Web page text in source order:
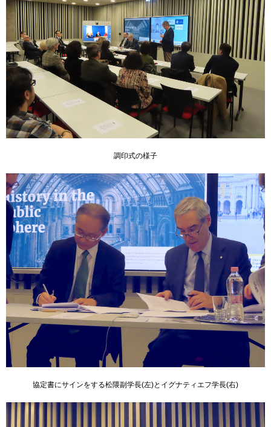
調印式の様子
協定書にサインをする松隈副学長(左)とイグナティエフ学長(右)